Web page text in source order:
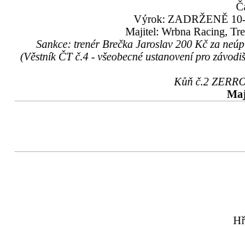
Výrok: ZADRŽENĚ 10-
Majitel: Wrbna Racing,
Sankce: trenér Brečka Jaroslav 200 Kč za
(Věstník ČT č.4 - všeobecné ustanovení pro
Kůň č.2